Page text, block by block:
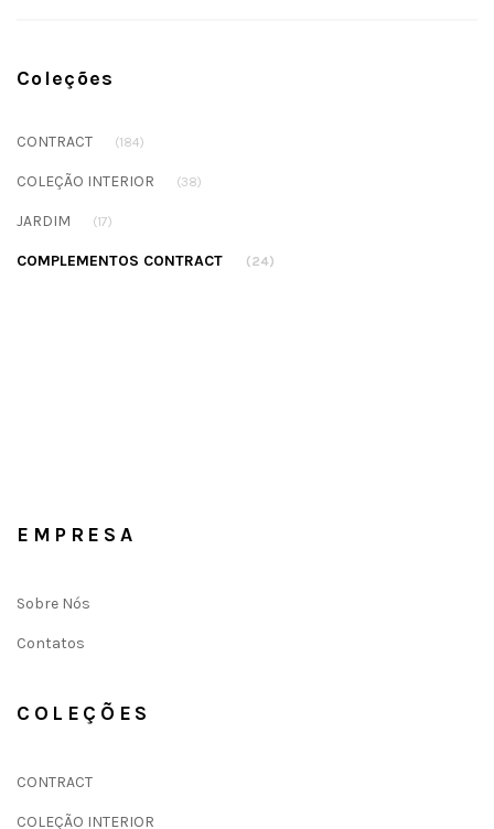
Coleções
CONTRACT (184)
COLEÇÃO INTERIOR (38)
JARDIM (17)
COMPLEMENTOS CONTRACT (24)
EMPRESA
Sobre Nós
Contatos
COLEÇÕES
CONTRACT
COLEÇÃO INTERIOR